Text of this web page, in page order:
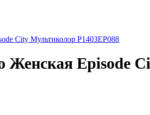
City Мультиколор P1403EP088
Женская Episode